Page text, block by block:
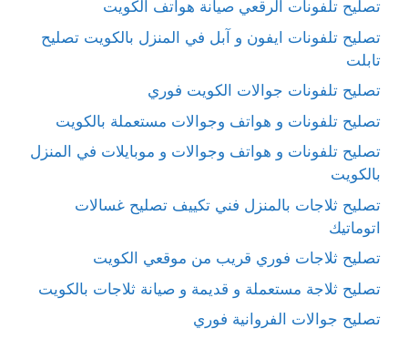
تصليح تلفونات الرقعي صيانة هواتف الكويت
تصليح تلفونات ايفون و آبل في المنزل بالكويت تصليح
تابلت
تصليح تلفونات جوالات الكويت فوري
تصليح تلفونات و هواتف وجوالات مستعملة بالكويت
تصليح تلفونات و هواتف وجوالات و موبايلات في المنزل
بالكويت
تصليح ثلاجات بالمنزل فني تكييف تصليح غسالات
اتوماتيك
تصليح ثلاجات فوري قريب من موقعي الكويت
تصليح ثلاجة مستعملة و قديمة و صيانة ثلاجات بالكويت
تصليح جوالات الفروانية فوري